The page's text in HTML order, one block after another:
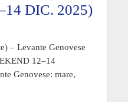
DIC. 2025)
– Levante Genovese
12–14
Genovese: mare,